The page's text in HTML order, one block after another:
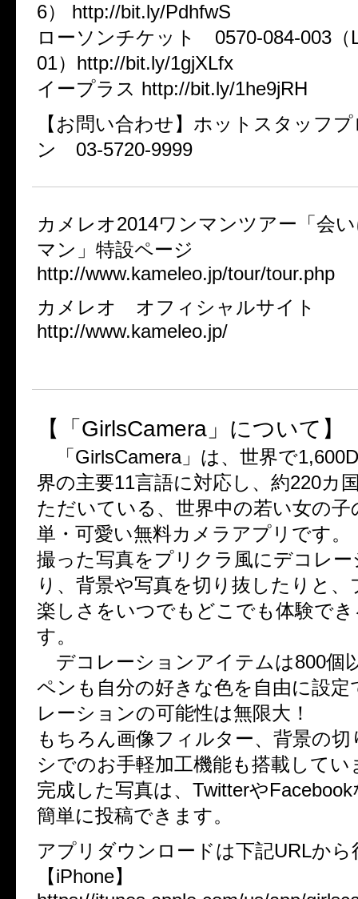
6） http://bit.ly/PdhfwS
ローソンチケット 0570-084-003（
01）http://bit.ly/1gjXLfx
イープラス http://bit.ly/1he9jRH
【お問い合わせ】ホットスタッフ
ン 03-5720-9999
カメレオ2014ワンマンツアー「会
マン」特設ページ
http://www.kameleo.jp/tour/tour.php
カメレオ オフィシャルサイト
http://www.kameleo.jp/
【「GirlsCamera」について】
「GirlsCamera」は、世界で
界の主要11言語に対応し、約220カ
ただいている、世界中の若い女の子
単・可愛い無料カメラアプリです。
撮った写真をプリクラ風にデコレ
り、背景や写真を切り抜したりと
楽しさをいつでもどこでも体験で
す。
デコレーションアイテムは800個
ペンも自分の好きな色を自由に設定
レーションの可能性は無限大！
もちろん画像フィルター、背景の
シでのお手軽加工機能も搭載してい
完成した写真は、Twitterや
簡単に投稿できます。
アプリダウンロードは下記URLから
【iPhone】